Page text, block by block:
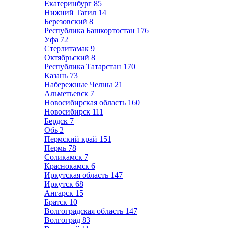
Екатеринбург 85
Нижний Тагил 14
Березовский 8
Республика Башкортостан 176
Уфа 72
Стерлитамак 9
Октябрьский 8
Республика Татарстан 170
Казань 73
Набережные Челны 21
Альметьевск 7
Новосибирская область 160
Новосибирск 111
Бердск 7
Обь 2
Пермский край 151
Пермь 78
Соликамск 7
Краснокамск 6
Иркутская область 147
Иркутск 68
Ангарск 15
Братск 10
Волгоградская область 147
Волгоград 83